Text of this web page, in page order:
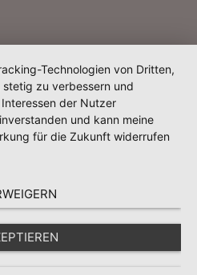
Technologien von Dritten,
zu verbessern und
der Nutzer
und kann meine
für die Zukunft widerrufen